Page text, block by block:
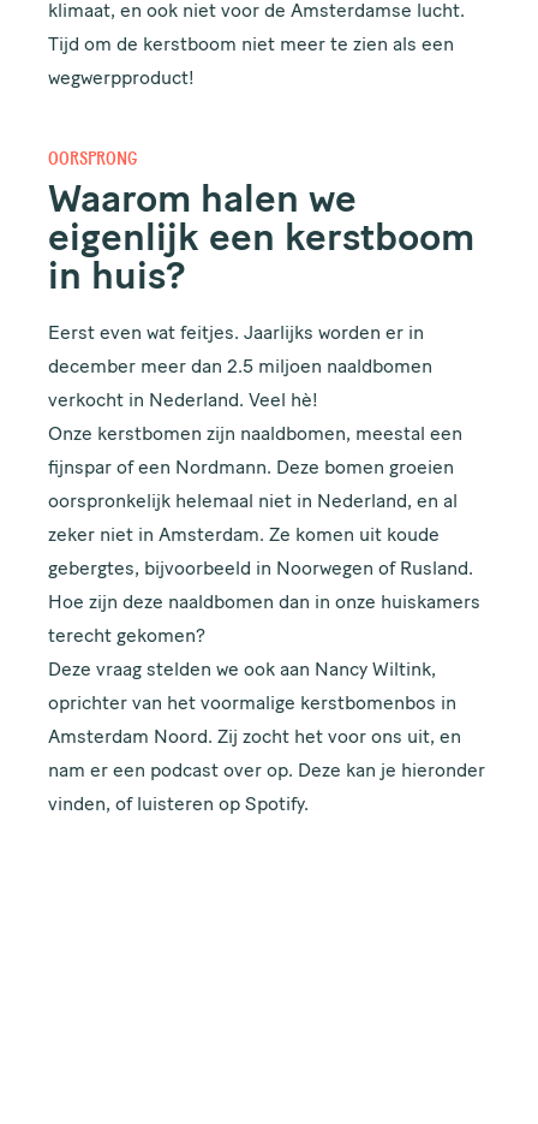
klimaat, en ook niet voor de Amsterdamse lucht.
Tijd om de kerstboom niet meer te zien als een
wegwerpproduct!
OORSPRONG
Waarom halen we
eigenlijk een kerstboom
in huis?
Eerst even wat feitjes. Jaarlijks worden er in
december meer dan 2.5 miljoen naaldbomen
verkocht in Nederland. Veel hè!
Onze kerstbomen zijn naaldbomen, meestal een
fijnspar of een Nordmann. Deze bomen groeien
oorspronkelijk helemaal niet in Nederland, en al
zeker niet in Amsterdam. Ze komen uit koude
gebergtes, bijvoorbeeld in Noorwegen of Rusland.
Hoe zijn deze naaldbomen dan in onze huiskamers
terecht gekomen?
Deze vraag stelden we ook aan Nancy Wiltink,
oprichter van het voormalige kerstbomenbos in
Amsterdam Noord. Zij zocht het voor ons uit, en
nam er een podcast over op. Deze kan je hieronder
vinden, of luisteren opSpotify.